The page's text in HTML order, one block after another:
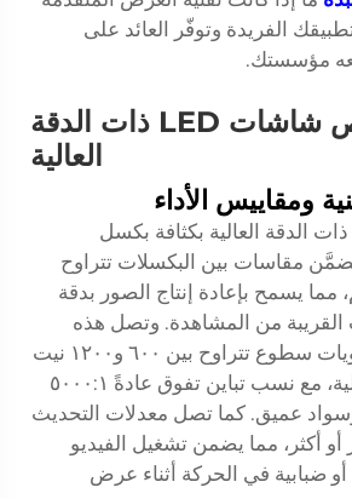
الفريدة وتوفّر العائد على
مؤسستك.
فهم خصائص شاشات LED ذات الدقة
العالية
ومقاييس الأداء
تتميَّز شاشات LED ذات الدقة العالية بكثافة بكسل
مقاسات بين البكسلات تتراوح
مم و٢٫٥ مم، مما يسمح بإعادة إنتاج الصور بدقة
القريبة من المشاهدة. وتصل هذه
الشاشات إلى مستويات سطوع تتراوح بين ٦٠٠ و١٢٠٠ نيت
للاستخدامات الداخلية، مع نسب تباين تفوق عادةً ٥٠٠٠:١
وسواد عميق. كما تصل معدلات التحديث
٣٨٤٠ هرتز أو أكثر، مما يضمن تشغيل الفيديو
ضبابية في الحركة أثناء عرض